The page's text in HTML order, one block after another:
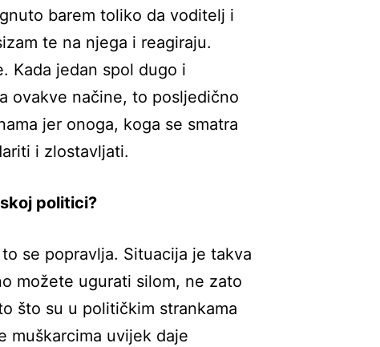
barem toliko da voditelj i
te na njega i reagiraju.
Kada jedan spol dugo i
ovakve načine, to posljedično
jer onoga, koga se smatra
i zlostavljati.
politici?
se popravlja. Situacija je takva
možete ugurati silom, ne zato
što su u političkim strankama
muškarcima uvijek daje